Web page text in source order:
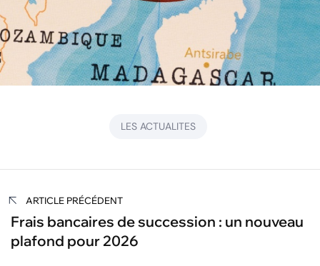
LES ACTUALITES
Navigation
de
l’article
ARTICLE PRÉCÉDENT
Frais bancaires de succession : un nouveau
plafond pour 2026